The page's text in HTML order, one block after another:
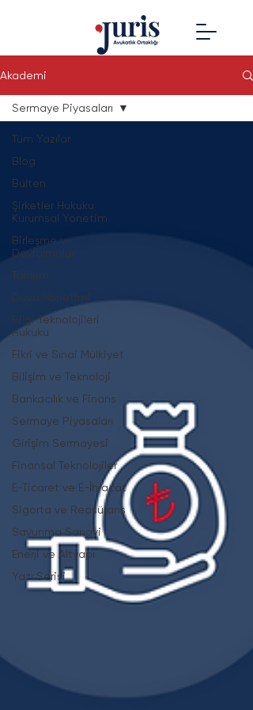
Akademi
Tüm Yazılar
Blog
Bülten
Şirketler Hukuku
Kurumsal Yönetim
Birleşme ve
Devralmalar
Tahkim
Dava Yönetimi
Bilgi Teknolojileri
Hukuku
Fikri ve Sınai Mülkiyet
Bilişim ve Teknoloji
Bankacılık ve Finans
Sermaye Piyasaları
Girişim Sermayesi
Finansal Teknolojiler
E-Ticaret ve E-İhracat
Sigorta ve Reasürans
Savunma Sanayi
Enerji ve Altyapı
Yazı Serisi
Sermaye Piyasaları